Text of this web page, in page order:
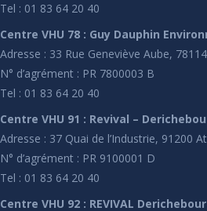
Tel : 01 83 64 20 40
Centre VHU 78 : Guy Dauphin
Adresse : 33 Rue Geneviève Aube,
N° d’agrément : PR 7800003 B
Tel : 01 83 64 20 40
Centre VHU 91 : Revival –
Adresse : 37 Quai de l’Industrie, 91200
N° d’agrément : PR 9100001 D
Tel : 01 83 64 20 40
Centre VHU 92 : REVIVAL